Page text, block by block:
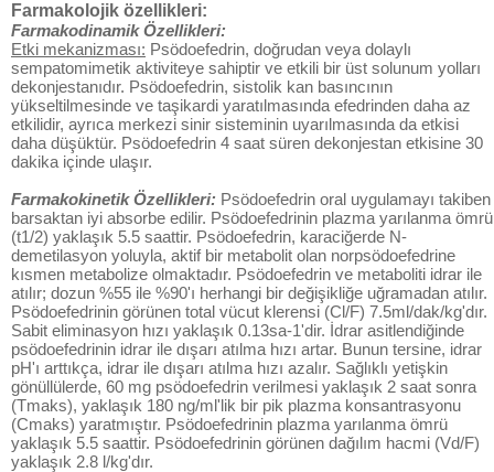
Farmakolojik özellikleri:
Farmakodinamik Özellikleri:
Etki mekanizması: Psödoefedrin, doğrudan veya dolaylı
sempatomimetik aktiviteye sahiptir ve etkili bir üst solunum yolları
dekonjestanıdır. Psödoefedrin, sistolik kan basıncının
yükseltilmesinde ve taşikardi yaratılmasında efedrinden daha az
etkilidir, ayrıca merkezi sinir sisteminin uyarılmasında da etkisi
daha düşüktür. Psödoefedrin 4 saat süren dekonjestan etkisine 30
dakika içinde ulaşır.
Farmakokinetik Özellikleri: Psödoefedrin oral uygulamayı takiben
barsaktan iyi absorbe edilir. Psödoefedrinin plazma yarılanma ömrü
(t1/2) yaklaşık 5.5 saattir. Psödoefedrin, karaciğerde N-
demetilasyon yoluyla, aktif bir metabolit olan norpsödoefedrine
kısmen metabolize olmaktadır. Psödoefedrin ve metaboliti idrar ile
atılır; dozun %55 ile %90'ı herhangi bir değişikliğe uğramadan atılır.
Psödoefedrinin görünen total vücut klerensi (Cl/F) 7.5ml/dak/kg'dır.
Sabit eliminasyon hızı yaklaşık 0.13sa-1'dir. İdrar asitlendiğinde
psödoefedrinin idrar ile dışarı atılma hızı artar. Bunun tersine, idrar
pH'ı arttıkça, idrar ile dışarı atılma hızı azalır. Sağlıklı yetişkin
gönüllülerde, 60 mg psödoefedrin verilmesi yaklaşık 2 saat sonra
(Tmaks), yaklaşık 180 ng/ml'lik bir pik plazma konsantrasyonu
(Cmaks) yaratmıştır. Psödoefedrinin plazma yarılanma ömrü
yaklaşık 5.5 saattir. Psödoefedrinin görünen dağılım hacmi (Vd/F)
yaklaşık 2.8 l/kg'dır.